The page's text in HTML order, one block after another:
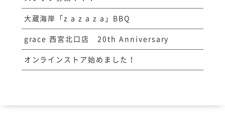
大蔵海岸「z a z a z a」BBQ
grace 西宮北口店 20th Anniversary
オンラインストア始めました！